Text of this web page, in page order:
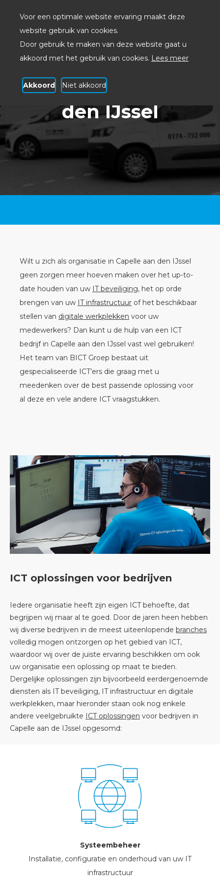
Voor een optimale website ervaring maakt deze
website gebruik van cookies.
Door gebruik te maken van deze website gaat u
akkoord met het gebruik van cookies. Lees meer
Akkoord Niet akkoord
ICT bedrijf Capelle aan
den IJssel
Wilt u zich als organisatie in Capelle aan den IJssel
geen zorgen meer hoeven maken over het up-to-
date houden van uw IT beveiliging, het op orde
brengen van uw IT infrastructuur of het beschikbaar
stellen van digitale werkplekken voor uw
medewerkers? Dan kunt u de hulp van een ICT
bedrijf in Capelle aan den IJssel vast wel gebruiken!
Het team van BICT Groep bestaat uit
gespecialiseerde ICT’ers die graag met u
meedenken over de best passende oplossing voor
al deze en vele andere ICT vraagstukken.
ICT oplossingen voor bedrijven
Iedere organisatie heeft zijn eigen ICT behoefte, dat
begrijpen wij maar al te goed. Door de jaren heen hebben
wij diverse bedrijven in de meest uiteenlopende branches
volledig mogen ontzorgen op het gebied van ICT,
waardoor wij over de juiste ervaring beschikken om ook
uw organisatie een oplossing op maat te bieden.
Dergelijke oplossingen zijn bijvoorbeeld eerdergenoemde
diensten als IT beveiliging, IT infrastructuur en digitale
werkplekken, maar hieronder staan ook nog enkele
andere veelgebruikte ICT oplossingen voor bedrijven in
Capelle aan de IJssel opgesomd:
Systeembeheer
Installatie, configuratie en onderhoud van uw IT
infrastructuur